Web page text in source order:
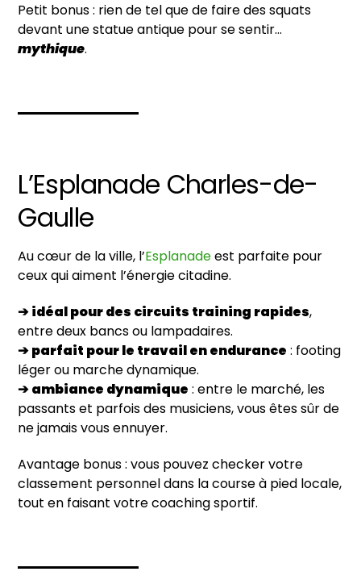
Petit bonus : rien de tel que de faire des squats
devant une statue antique pour se sentir…
mythique.
L’Esplanade Charles-de-
Gaulle
Au cœur de la ville, l’Esplanadeest parfaite pour
ceux qui aiment l’énergie citadine.
➔idéal pour des circuits training rapides,
entre deux bancs ou lampadaires.
➔parfait pour le travail en endurance : footing
léger ou marche dynamique.
➔ambiance dynamique : entre le marché, les
passants et parfois des musiciens, vous êtes sûr de
ne jamais vous ennuyer.
Avantage bonus : vous pouvez checker votre
classement personnel dans la course à pied locale,
tout en faisant votre coaching sportif.